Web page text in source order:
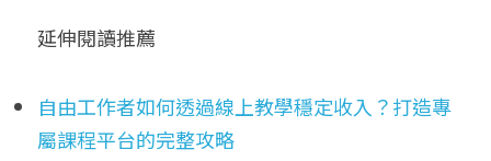
延伸閱讀推薦
自由工作者如何透過線上教學穩定收入？打造專
屬課程平台的完整攻略